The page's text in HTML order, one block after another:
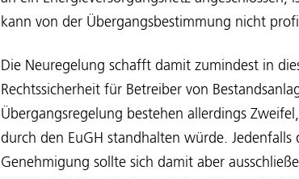
kann von der Übergangsbestimmung nicht
Die Neuregelung schafft damit zumindest in
Rechtssicherheit für Betreiber von
Übergangsregelung bestehen allerdings
durch den EuGH standhalten würde.
Genehmigung sollte sich damit aber